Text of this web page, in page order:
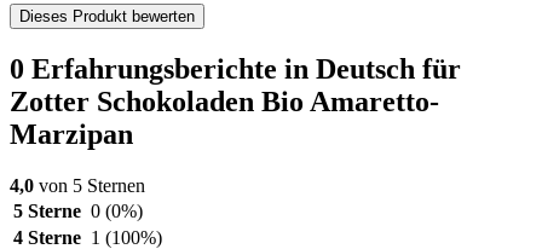
Dieses Produkt bewerten
0 Erfahrungsberichte in Deutsch für
Zotter Schokoladen Bio Amaretto-
Marzipan
4,0 von 5 Sternen
5 Sterne 0 (0%)
4 Sterne 1 (100%)